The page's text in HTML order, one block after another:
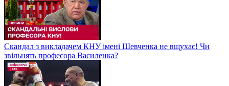
Скандал з викладачем КНУ імені Шевченка не вщухає! Чи
звільнять професора Василенка?